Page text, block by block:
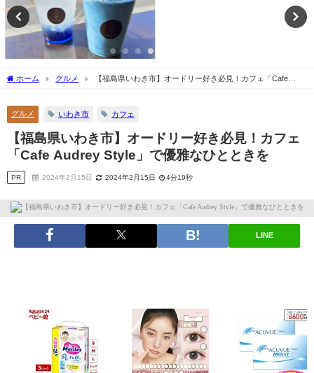
ホーム グルメ
【福島県いわき市】オードリー好き必見！カフェ「Cafe
グルメ いわき市 カフェ
【福島県いわき市】オードリー好き必見！カフェ
「Cafe Audrey Style」で優雅なひとときを
PR 2024年2月15日 2024年2月15日 4分19秒
LINE